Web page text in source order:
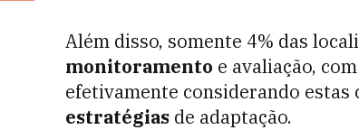
Além disso, somente 4% das
monitoramento e avaliação,
efetivamente considerando
estratégias de adaptação.